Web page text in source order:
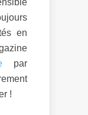
en
par
!